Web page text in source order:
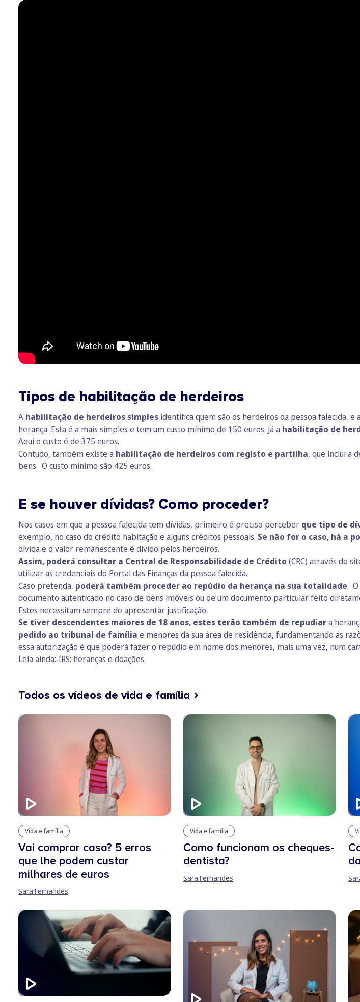
Tipos de habilitação de herdeiros
A habilitação de herdeiros simples identifica quem são os herdeiros da pessoa falecida,
herança. Esta é a mais simples e tem um custo mínimo de 150 euros. Já a habilitação de
Aqui o custo é de 375 euros.
Contudo, também existe a habilitação de herdeiros com registo e partilha, que inclui a
bens. O custo mínimo são 425 euros .
E se houver dívidas? Como proceder?
Nos casos em que a pessoa falecida tem dívidas, primeiro é preciso perceber que tipo de
exemplo, no caso do crédito habitação e alguns créditos pessoais. Se não for o caso, há a
dívida e o valor remanescente é divido pelos herdeiros.
Assim, poderá consultar a Central de Responsabilidade de Crédito (CRC) através do
utilizar as credenciais do Portal das Finanças da pessoa falecida.
Caso pretenda, poderá também proceder ao repúdio da herança na sua totalidade.
documento autenticado no caso de bens imóveis ou de um documento particular feito
Estes necessitam sempre de apresentar justificação.
Se tiver descendentes maiores de 18 anos, estes terão também de repudiara
pedido ao tribunal de família e menores da sua área de residência, fundamentando as
essa autorização é que poderá fazer o repúdio em nome dos menores, mais uma vez, num
Leia ainda: IRS: heranças e doações
Todos os vídeos de vida e família
Vida e família
Vai comprar casa? 5 erros
que lhe podem custar
milhares de euros
Sara Fernandes
Vida e família
Como funcionam os cheques-
dentista?
Sara Fernandes